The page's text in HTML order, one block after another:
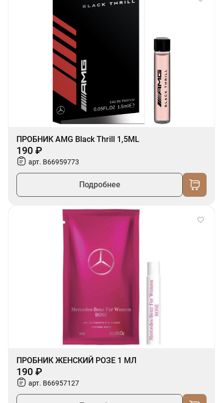
ПРОБНИК AMG Black Thrill 1,5ML
190 ₽
арт. B66959773
Подробнее
ПРОБНИК ЖЕНСКИЙ РОЗЕ 1 МЛ
190 ₽
арт. B66957127